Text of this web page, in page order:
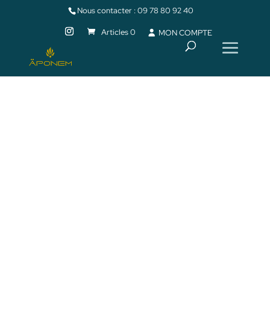
Nous contacter :09 78 80 92 40
Articles 0 MON COMPTE